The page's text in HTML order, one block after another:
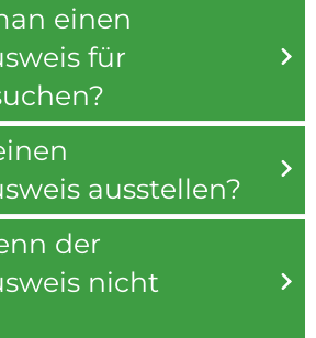
einen
für
ausstellen?
der
nicht